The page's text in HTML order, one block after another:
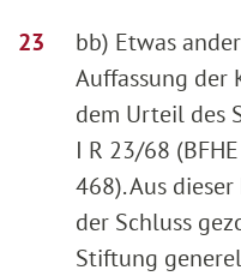
bb) Etwas
Auffassung der
dem Urteil des
I R 23/68
468). Aus
der Schluss
Stiftung